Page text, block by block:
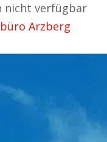
nicht verfügbar
Arzberg